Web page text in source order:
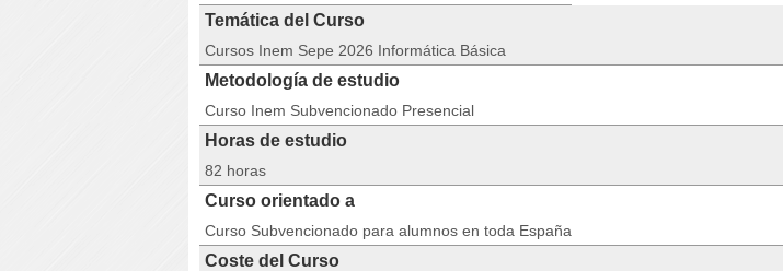
Temática del Curso
Cursos Inem Sepe 2026 Informática Básica
Metodología de estudio
Curso Inem Subvencionado Presencial
Horas de estudio
82 horas
Curso orientado a
Curso Subvencionado para alumnos en toda España
Coste del Curso